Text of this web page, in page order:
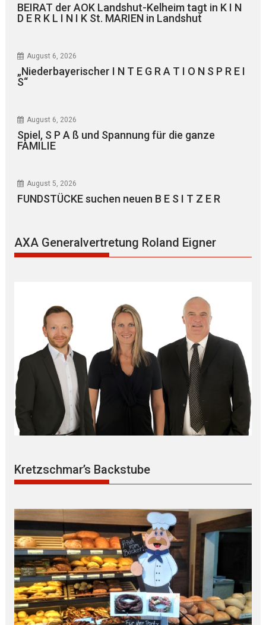
BEIRAT der AOK Landshut-Kelheim tagt in K I N
D E R K L I N I K St. MARIEN in Landshut
August 6, 2026
„Niederbayerischer I N T E G R A T I O N S P R E I
S“
August 6, 2026
Spiel, S P A ß und Spannung für die ganze
FAMILIE
August 5, 2026
FUNDSTÜCKE suchen neuen B E S I T Z E R
AXA Generalvertretung Roland Eigner
Kretzschmar’s Backstube